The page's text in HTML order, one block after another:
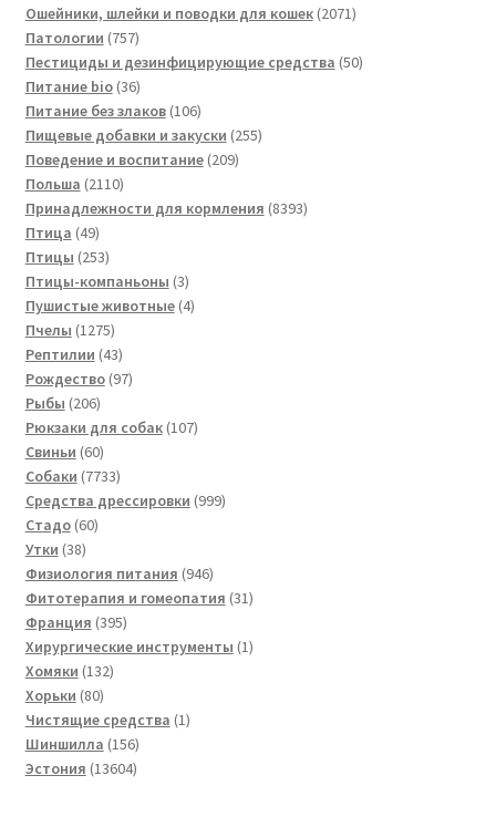
товаров
Ошейники, шлейки и поводки для кошек 20712071
Патологии 757757
товаров
Пестициды и дезинфицирующие средства 5050
Питание bio 3636
товаров
Питание без злаков 106106
товаров
Пищевые добавки и закуски 255255
Поведение и воспитание 209209
Польша 21102110
товаров
Принадлежности для кормления 83938393
Птица 4949
товаров
Птицы 253253
товара
Птицы-компаньоны 33
товара
Пушистые животные 44
Пчелы 12751275
товаров
Рептилии 4343
товара
Рождество 9797
Рыбы 206206
товаров
Рюкзаки для собак 107107
Свиньи 6060
товаров
Собаки 77337733
товара
Средства дрессировки 999999
Стадо 6060
Утки 3838
товаров
Физиология питания 946946
товаров
Фитотерапия и гомеопатия 3131
Франция 395395
товаров
Хирургические инструменты 11
Хомяки 132132
Хорьки 8080
товаров
Чистящие средства 11
Шиншилла 156156
товаров
Эстония 1360413604